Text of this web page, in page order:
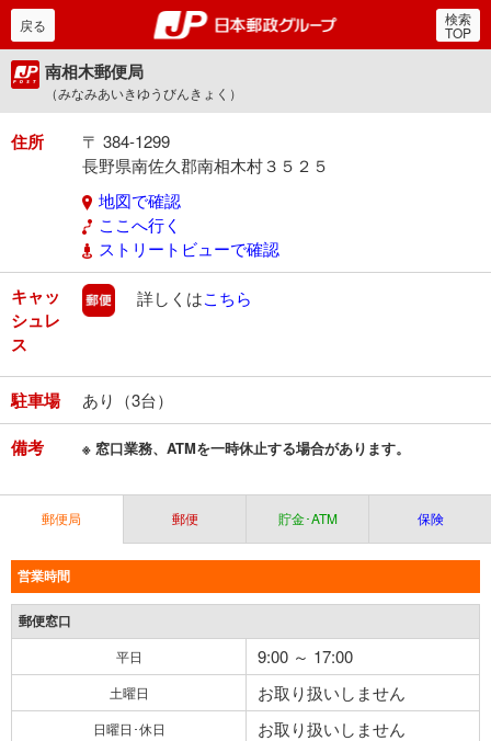
郵便局・日本郵政グルー
戻る 検索
TOP
南相木郵便局
（みなみあいきゆうびんきょく）
住所
〒 384-1299
長野県南佐久郡南相木村３５２５
地図で確認
ここへ行く
ストリートビューで確認
キャッ
シュレ
ス
郵便
詳しくはこちら
駐車場 あり（3台）
備考 ※ 窓口業務、ATMを一時休止する場合があります。
郵便局 郵便 貯金･ATM 保険
営業時間
郵便窓口
平日 9:00 ～ 17:00
土曜日 お取り扱いしません
日曜日･休日 お取り扱いしません